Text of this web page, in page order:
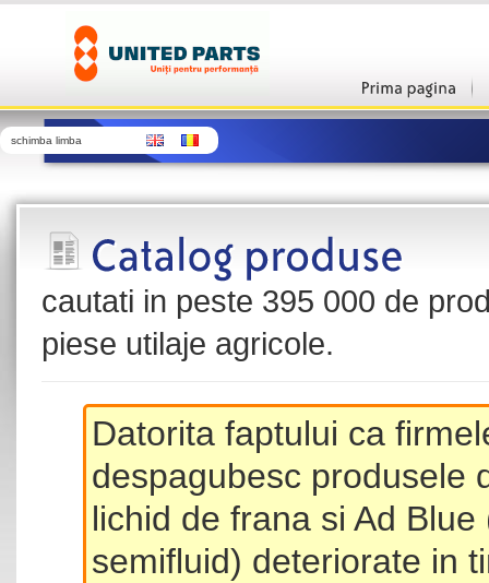
schimba limba
cautati in peste 395 000 de
piese utilaje agricole.
Datorita faptului ca
despagubesc produsele
lichid de frana si Ad
semifluid) deteriorate in